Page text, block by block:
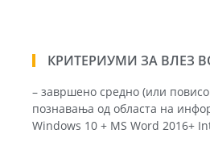
КРИТЕРИУМИ ЗА ВЛЕЗ
– завршено средно (или
познавања од областа на
Windows 10 + MS Word 2016+